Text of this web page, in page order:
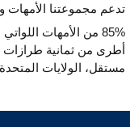
تدعم مجموعتنا
85% من الأمهات
أطرى من ثمانية طرازات
مستقل، الولايات المتحدة